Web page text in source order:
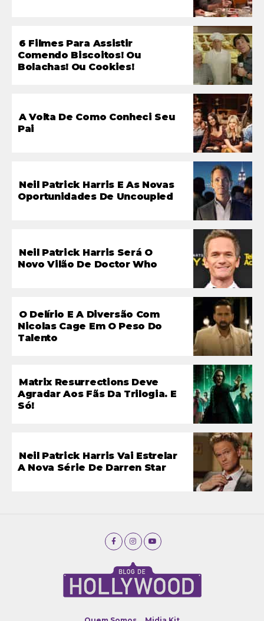
6 Filmes Para Assistir
Comendo Biscoitos! Ou
Bolachas! Ou Cookies!
A Volta De Como Conheci Seu
Pai
Neil Patrick Harris E As Novas
Oportunidades De Uncoupled
Neil Patrick Harris Será O
Novo Vilão De Doctor Who
O Delírio E A Diversão Com
Nicolas Cage Em O Peso Do
Talento
Matrix Resurrections Deve
Agradar Aos Fãs Da Trilogia. E
Só!
Neil Patrick Harris Vai Estrelar
A Nova Série De Darren Star